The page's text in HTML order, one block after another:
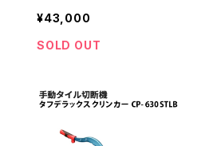
B】石井超硬工具製作所 リ
ニアターボ 手動タイル切断
機 LT-320LB かるわりホル
の後継≪メーカー直送≫
¥43,000
SOLD OUT